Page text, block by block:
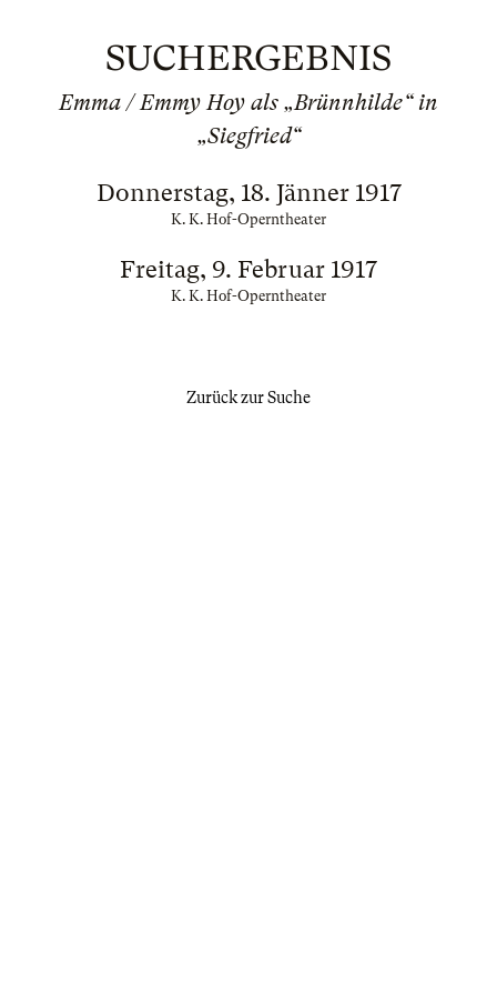
SUCHERGEBNIS
Emma / Emmy Hoy als „Brünnhilde“ in
„Siegfried“
Donnerstag, 18. Jänner 1917
K. K. Hof-Operntheater
Freitag, 9. Februar 1917
K. K. Hof-Operntheater
Zurück zur Suche